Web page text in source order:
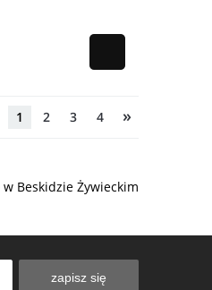
1 2 3 4 »
w Beskidzie Żywieckim
zapisz się